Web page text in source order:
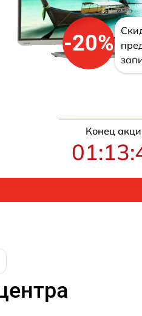
-20%
Конец